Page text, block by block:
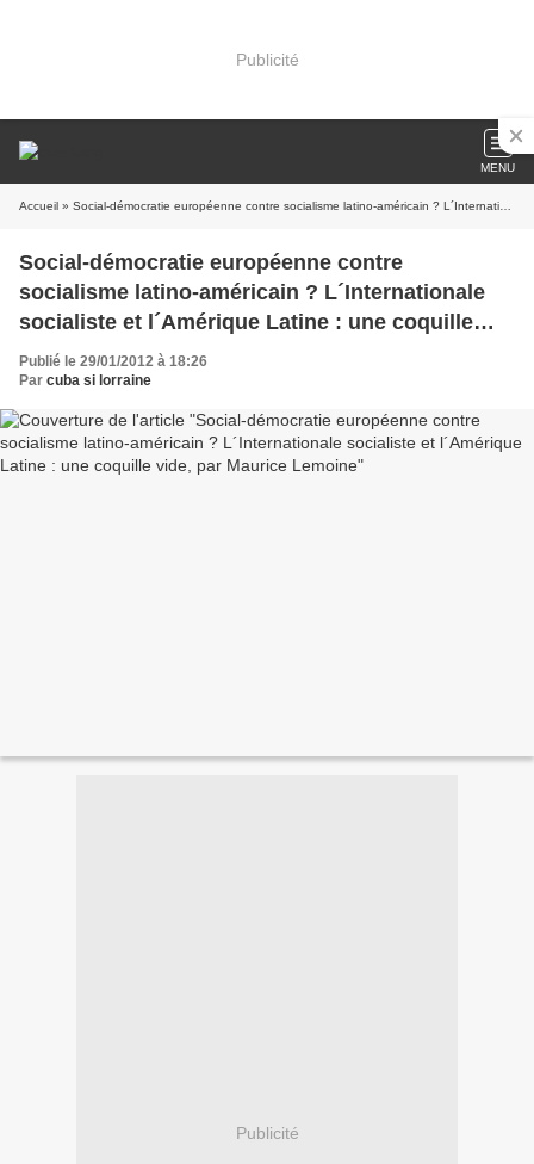
Publicité
MENU
Accueil » Social-démocratie européenne contre socialisme latino-américain ? L´Internationale socialiste et l´Amérique Latine : une coquille vide, par Maurice Lemoine
Social-démocratie européenne contre
socialisme latino-américain ? L´Internationale
socialiste et l´Amérique Latine : une coquille
vide, par Maurice Lemoine
Publié le 29/01/2012 à 18:26
Par cuba si lorraine
Publicité